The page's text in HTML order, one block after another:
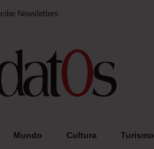
Newsletters
Mundo Cultura Turismo